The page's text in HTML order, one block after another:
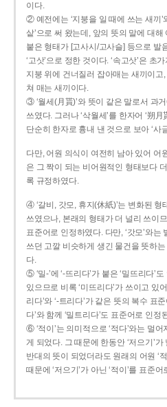
이다.
② 예전에는 ‘지붕을 일 때에 쓰는 새끼’
샅’으로 써 왔는데, 앞의 뜻의 말에 대
붙은 형태가 [고사시/고사슬] 등으로 발
‘고삿’으로 정한 것이다. ‘속고삿’은 초
지붕 위에 건너질러 잡아매는 새끼이고,
쳐 매는 새끼이다.
③ ‘월세(月貰)’와 뜻이 같은 말로서 과거
쓰였다. 그러나 ‘삭월세’를 한자어 ‘朔月
단순히 한자로 흉내 낸 것으로 보아 ‘사
다만, 어원 의식이 여전히 남아 있어 어
은 그 짝이 되는 비어원적인 형태보다
록 규정하였다.
④ ‘갈비, 갓모, 휴지(休紙)’는 변화된 형
쓰였으나, 본래의 형태가 더 널리 쓰이
표준어로 인정하였다. 다만, ‘갓모’와는
쓰던 고깔 비슷하게 생긴 물건을 뜻하는
다.
⑤ ‘밀-’에 ‘-뜨리다’가 붙은 ‘밀뜨리다’
있으므로 비록 ‘미뜨리다’가 쓰이고 있
리다’와 ‘-트리다’가 같은 뜻의 복수 표
다’와 함께 ‘밀트리다’도 표준어로 인정
⑥ ‘적이’는 의미적으로 ‘적다’와는 멀
게 되었다. 그 때문에 한동안 ‘저으기’
반대의 뜻이 되었더라도 원래의 어원 ‘
때문에 ‘저으기’가 아닌 ‘적이’를 표준어